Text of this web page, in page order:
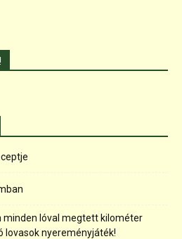
minden lóval megtett kilométer
lovasok nyereményjáték!